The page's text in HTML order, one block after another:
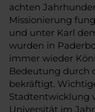
achten
Missionierung
und unter Karl
wurden in
immer wieder
Bedeutung durch
bekräftigt.
Stadtentwicklung
Universität im